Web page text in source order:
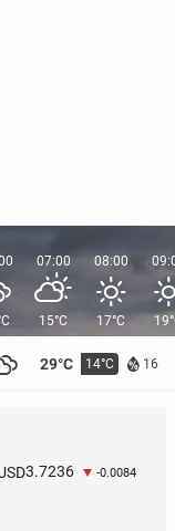
29°C 14°C 16
07:00
15°C
08:00
17°C
3.7236 -0.0084